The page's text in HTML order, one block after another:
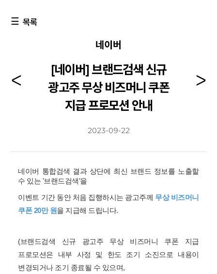
목록
네이버
[네이버] 브랜드검색 신규
광고주 무상 비즈머니 쿠폰
지급 프로모션 안내
2023-09-22
네이버 통합검색 결과 상단에 최신 브랜드 정보를 노출할
수 있는 '브랜드검색’을
이벤트 기간 동안 처음 집행하시는 광고주께 무상 비즈머니
쿠폰 20만 원을 지급해 드립니다.
(브랜드검색 신규 광고주 무상 비즈머니 쿠폰 지급
프로모션은 내부 사정 및 한도 조기 소진으로 내용이
변경되거나 조기 종료될 수 있으며,